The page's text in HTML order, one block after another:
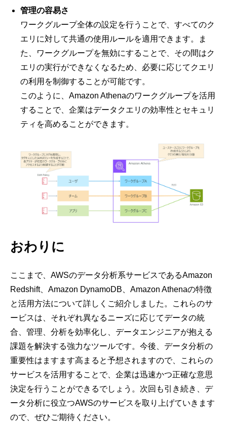
管理の容易さ
ワークグループ全体の設定を行うことで、すべてのク
エリに対して共通の使用ルールを適用できます。ま
た、ワークグループを無効にすることで、その間はク
エリの実行ができなくなるため、必要に応じてクエリ
の利用を制御することが可能です。
このように、Amazon Athenaのワークグループを活用
することで、企業はデータクエリの効率性とセキュリ
ティを高めることができます。
おわりに
ここまで、AWSのデータ分析系サービスであるAmazon
Redshift、Amazon DynamoDB、Amazon Athenaの特徴
と活用方法について詳しくご紹介しました。これらのサ
ービスは、それぞれ異なるニーズに応じてデータの統
合、管理、分析を効率化し、データエンジニアが抱える
課題を解決する強力なツールです。今後、データ分析の
重要性はますます高まると予想されますので、これらの
サービスを活用することで、企業は迅速かつ正確な意思
決定を行うことができるでしょう。次回も引き続き、デ
ータ分析に役立つAWSのサービスを取り上げていきます
ので、ぜひご期待ください。